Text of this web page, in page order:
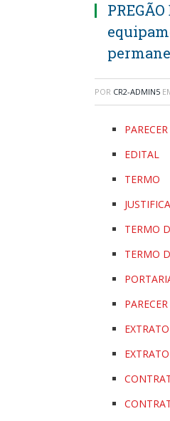
POR CR2-ADMIN5
EDITAL
TERMO
TERMO
TERMO